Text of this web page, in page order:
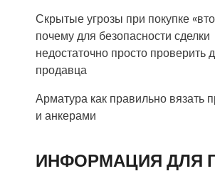
Скрытые угрозы при покупке
почему для безопасности сделки
недостаточно просто проверить
продавца
Арматура как правильно вязать
и анкерами
ИНФОРМАЦИЯ ДЛЯ